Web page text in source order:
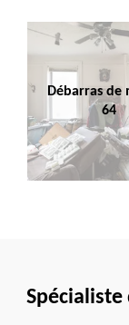
Débarras de
64
Spécialiste